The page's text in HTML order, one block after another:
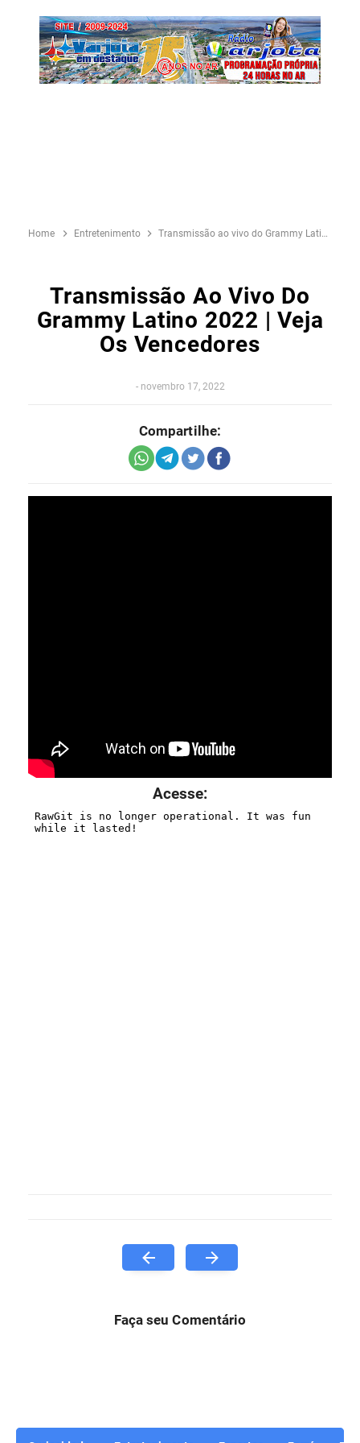
Home Entretenimento Transmissão ao vivo do Grammy Latino 2022 | Veja os vencedores
Transmissão Ao Vivo Do
Grammy Latino 2022 | Veja
Os Vencedores
- novembro 17, 2022
Compartilhe:
Acesse:
Faça seu Comentário